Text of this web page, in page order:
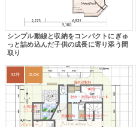
シンプル動線と収納をコンパクトにぎゅ
っと詰め込んだ子供の成長に寄り添う間
取り
32坪 2LDK